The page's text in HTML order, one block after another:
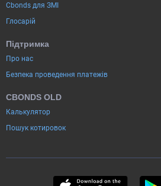
Cbonds для ЗМІ
Глосарій
Підтримка
Про нас
Безпека проведення платежів
CBONDS OLD
Калькулятор
Пошук котировок